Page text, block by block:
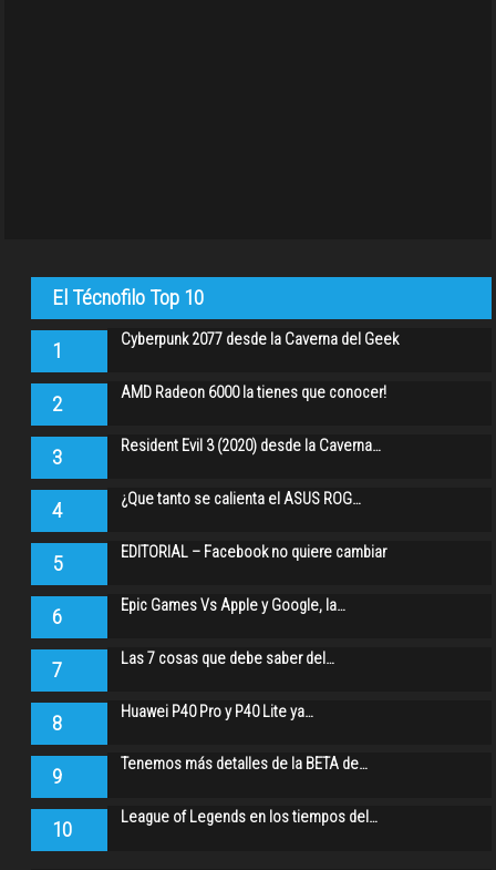
El Técnofilo Top 10
1 Cyberpunk 2077 desde la Caverna del Geek
2 AMD Radeon 6000 la tienes que conocer!
3 Resident Evil 3 (2020) desde la Caverna…
4 ¿Que tanto se calienta el ASUS ROG…
5 EDITORIAL – Facebook no quiere cambiar
6 Epic Games Vs Apple y Google, la…
7 Las 7 cosas que debe saber del…
8 Huawei P40 Pro y P40 Lite ya…
9 Tenemos más detalles de la BETA de…
10 League of Legends en los tiempos del…